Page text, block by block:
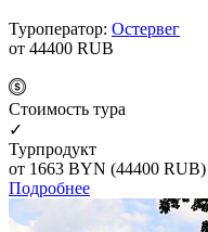
Туроператор: Остервег
от 44400 RUB
Cтоимость тура
✓
Турпродукт
от 1663 BYN (44400 RUB)
Подробнее